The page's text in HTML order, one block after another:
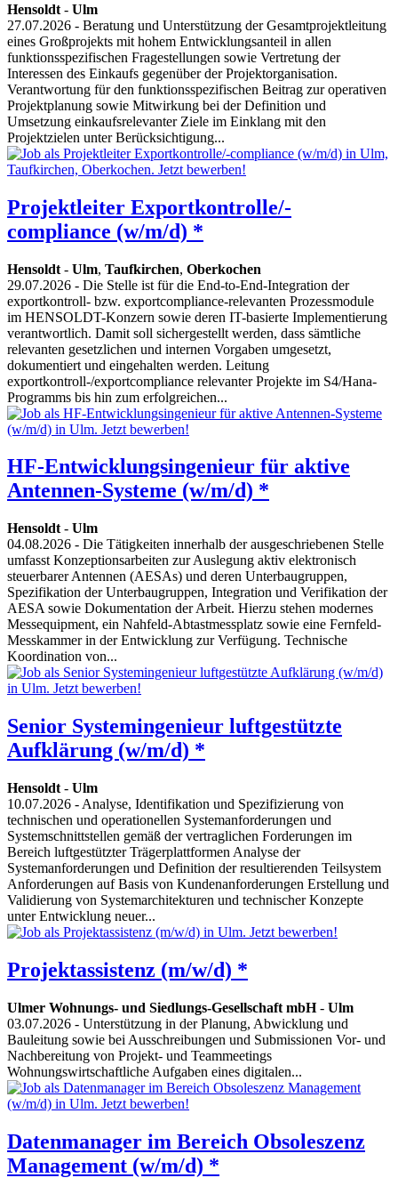
Hensoldt - Ulm
27.07.2026 - Beratung und Unterstützung der Gesamtprojektleitung
eines Großprojekts mit hohem Entwicklungsanteil in allen
funktionsspezifischen Fragestellungen sowie Vertretung der
Interessen des Einkaufs gegenüber der Projektorganisation.
Verantwortung für den funktionsspezifischen Beitrag zur operativen
Projektplanung sowie Mitwirkung bei der Definition und
Umsetzung einkaufsrelevanter Ziele im Einklang mit den
Projektzielen unter Berücksichtigung...
Projektleiter Exportkontrolle/-
compliance (w/m/d) *
Hensoldt - Ulm, Taufkirchen, Oberkochen
29.07.2026 - Die Stelle ist für die End-to-End-Integration der
exportkontroll- bzw. exportcompliance-relevanten Prozessmodule
im HENSOLDT-Konzern sowie deren IT-basierte Implementierung
verantwortlich. Damit soll sichergestellt werden, dass sämtliche
relevanten gesetzlichen und internen Vorgaben umgesetzt,
dokumentiert und eingehalten werden. Leitung
exportkontroll-/exportcompliance relevanter Projekte im S4/Hana-
Programms bis hin zum erfolgreichen...
HF-Entwicklungsingenieur für aktive
Antennen-Systeme (w/m/d) *
Hensoldt - Ulm
04.08.2026 - Die Tätigkeiten innerhalb der ausgeschriebenen Stelle
umfasst Konzeptionsarbeiten zur Auslegung aktiv elektronisch
steuerbarer Antennen (AESAs) und deren Unterbaugruppen,
Spezifikation der Unterbaugruppen, Integration und Verifikation der
AESA sowie Dokumentation der Arbeit. Hierzu stehen modernes
Messequipment, ein Nahfeld-Abtastmessplatz sowie eine Fernfeld-
Messkammer in der Entwicklung zur Verfügung. Technische
Koordination von...
Senior Systemingenieur luftgestützte
Aufklärung (w/m/d) *
Hensoldt - Ulm
10.07.2026 - Analyse, Identifikation und Spezifizierung von
technischen und operationellen Systemanforderungen und
Systemschnittstellen gemäß der vertraglichen Forderungen im
Bereich luftgestützter Trägerplattformen Analyse der
Systemanforderungen und Definition der resultierenden Teilsystem
Anforderungen auf Basis von Kundenanforderungen Erstellung und
Validierung von Systemarchitekturen und technischer Konzepte
unter Entwicklung neuer...
Projektassistenz (m/w/d) *
Ulmer Wohnungs- und Siedlungs-Gesellschaft mbH- Ulm
03.07.2026 - Unterstützung in der Planung, Abwicklung und
Bauleitung sowie bei Ausschreibungen und Submissionen Vor- und
Nachbereitung von Projekt- und Teammeetings
Wohnungswirtschaftliche Aufgaben eines digitalen...
Datenmanager im Bereich Obsoleszenz
Management (w/m/d) *